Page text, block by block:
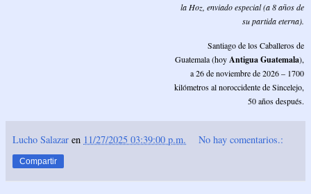
la Hoz, enviado especial (a 8 años de
su partida eterna).
Santiago de los Caballeros de
Guatemala (hoyAntigua Guatemala),
a 26 de noviembre de 2026 – 1700
kilómetros al noroccidente de Sincelejo,
50 años después.
Lucho Salazar en 11/27/2025 03:39:00 p.m. No hay comentarios.:
Compartir